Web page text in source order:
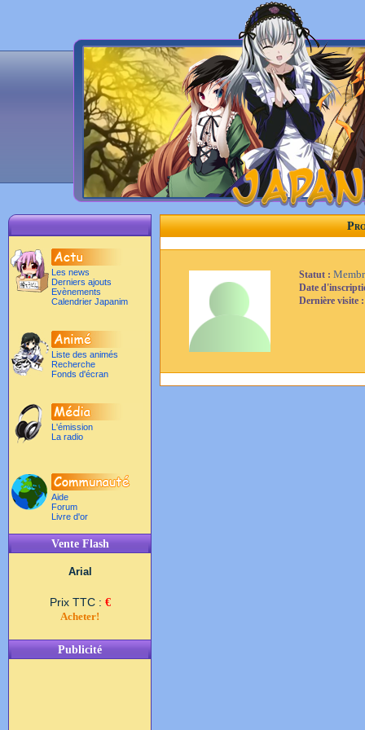
Les news
Derniers ajouts
Evènements
Calendrier Japanim
Liste des animés
Recherche
Fonds d'écran
L'émission
La radio
Aide
Forum
Livre d'or
Vente Flash
Arial
Prix TTC : €
Acheter!
Publicité
Statut :
Date
Dernière visite